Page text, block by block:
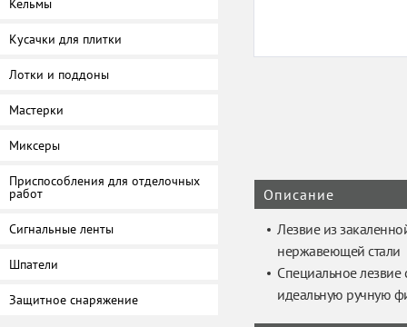
Кельмы
Кусачки для плитки
Лотки и поддоны
Мастерки
Миксеры
Приспособления для отделочных
работ
Сигнальные ленты
Шпатели
Защитное снаряжение
Описание
Лезвие из
нержавеющей стали
Специальное
идеальную ручную